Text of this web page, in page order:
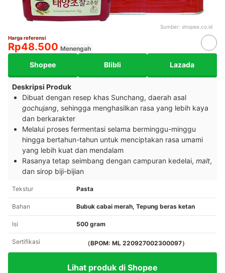
Sumber: shopee.co.id
Harga referensi
Rp48.500 Menengah
Shopee Blibli Lazada
Deskripsi Produk
Dibuat dengan resep khas Sunchang, daerah asal
gochujang, sehingga menghasilkan rasa yang lebih kaya
dan berkarakter
Melalui proses fermentasi selama berminggu-minggu
hingga bertahun-tahun untuk menciptakan rasa umami
yang lebih kuat dan mendalam
Rasanya tetap seimbang dengan campuran kedelai, malt,
dan sirop biji-bijian
Tekstur Pasta
Bahan Bubuk cabai merah, Tepung beras ketan
Isi 500 gram
Sertifikasi （BPOM: ML 220927002300097）
Lihat produk di Shopee